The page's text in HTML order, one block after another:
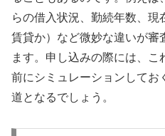
らの借入状況、勤続年数、
賃貸か）など微妙な違いが審
ます。申し込みの際には、
前にシミュレーションしてお
道となるでしょう。